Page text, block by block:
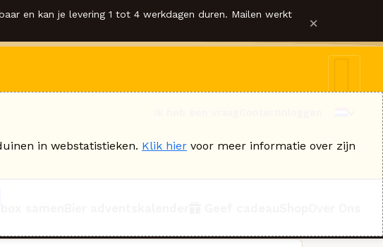
en kan je levering 1 tot 4 werkdagen duren. Mailen werkt ×
samen
in webstatistieken. Klik hier voor meer informatie over zijn